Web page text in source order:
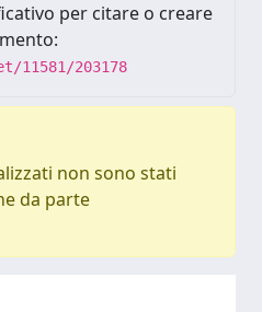
per citare o creare
203178
non sono stati
da parte